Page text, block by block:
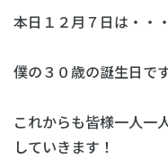
本日１２月７日は・・
僕の３０歳の誕生日で
これからも皆様一人一
していきます！